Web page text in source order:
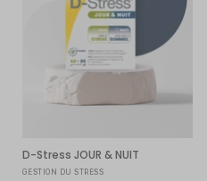
D-Stress JOUR & NUIT
GESTION DU STRESS